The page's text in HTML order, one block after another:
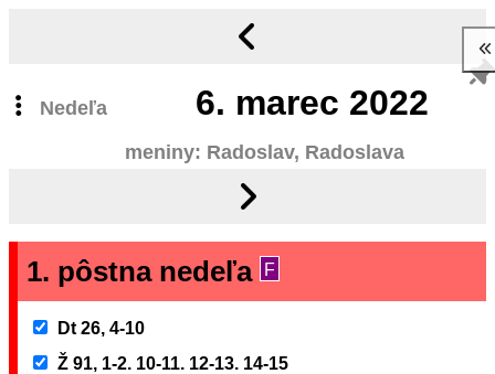
Nedeľa 6. marec 2022
meniny: Radoslav, Radoslava
1. pôstna nedeľa F
Dt 26, 4-10
Ž 91, 1-2. 10-11. 12-13. 14-15